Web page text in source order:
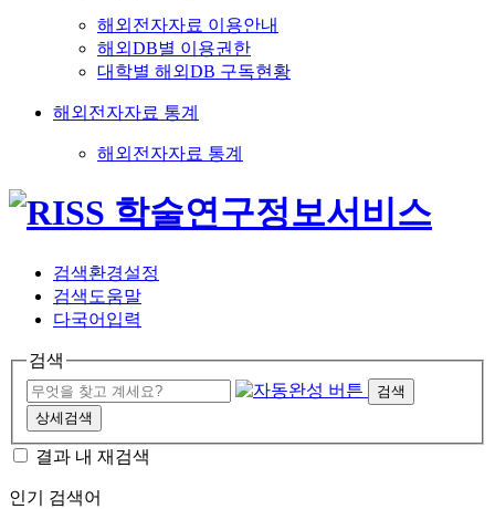
해외전자자료 이용안내
해외DB별 이용권한
대학별 해외DB 구독현황
해외전자자료 통계
해외전자자료 통계
검색환경설정
검색도움말
다국어입력
검색
검색
상세검색
결과 내 재검색
인기 검색어